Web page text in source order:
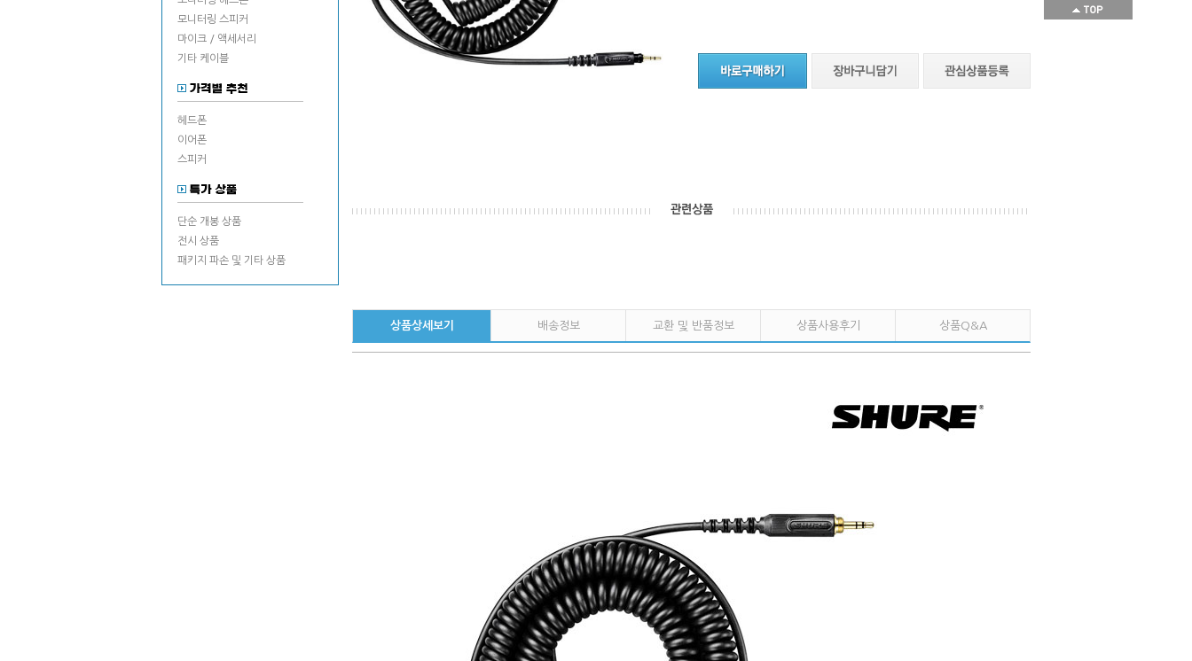
모니터링 스피커
마이크 / 액세서리
기타 케이블
헤드폰
이어폰
스피커
단순 개봉 상품
전시 상품
패키지 파손 및 기타 상품
상품상세보기 배송정보 교환 및 반품정보 상품사용후기 상품Q&A